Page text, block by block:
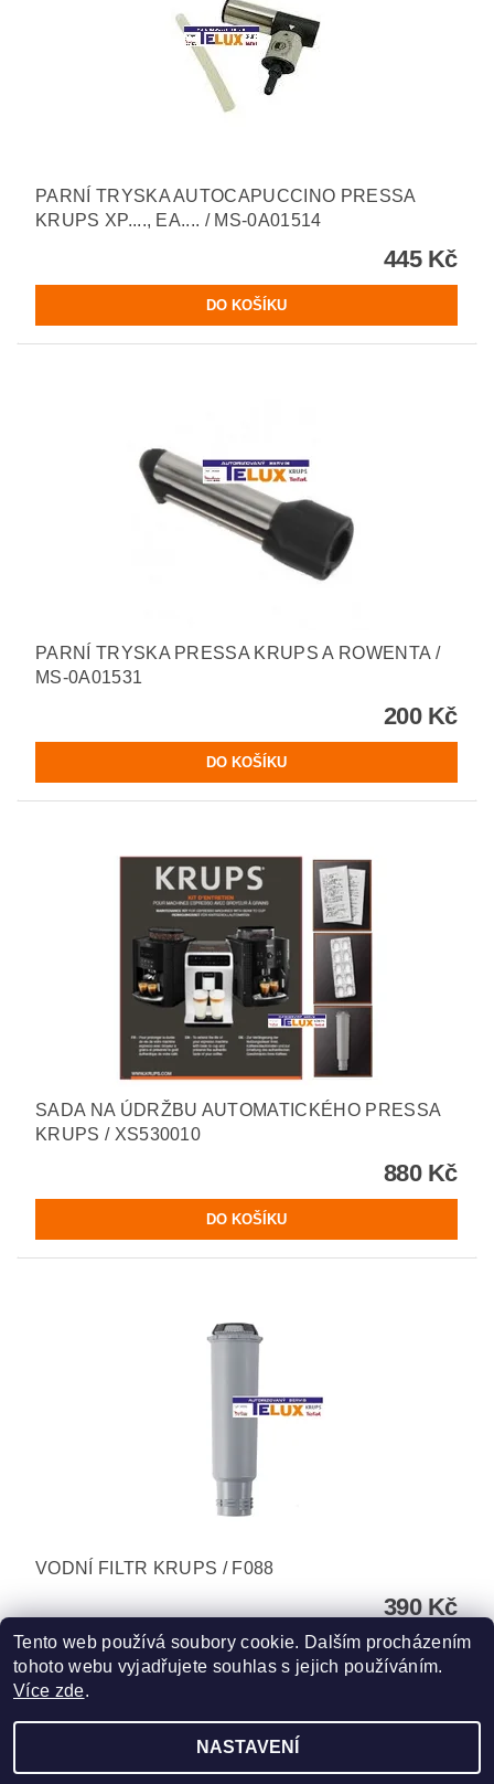
PARNÍ TRYSKA AUTOCAPUCCINO PRESSA
KRUPS XP...., EA.... / MS-0A01514
445 Kč
PARNÍ TRYSKA PRESSA KRUPS A ROWENTA /
MS-0A01531
200 Kč
SADA NA ÚDRŽBU AUTOMATICKÉHO PRESSA
KRUPS / XS530010
880 Kč
VODNÍ FILTR KRUPS / F088
390 Kč
2026 ©TELUX servis, všechna práva vyhrazenaUpravit nastavení cookies
Tento web používá soubory cookie. Dalším procházením
tohoto webu vyjadřujete souhlas s jejich používáním.
Více zde.
NASTAVENÍ